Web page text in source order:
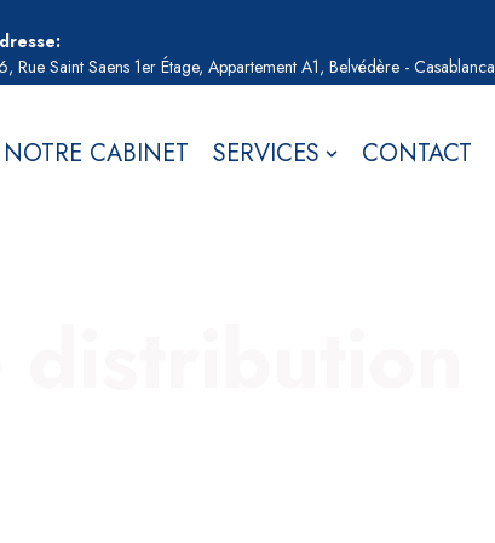
Rue Saint Saens 1er Étage, Appartement A1, Belvédère - Casablanca
NOTRE CABINET SERVICES CONTACT